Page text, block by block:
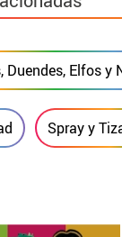
Duendes, Elfos y
Spray y